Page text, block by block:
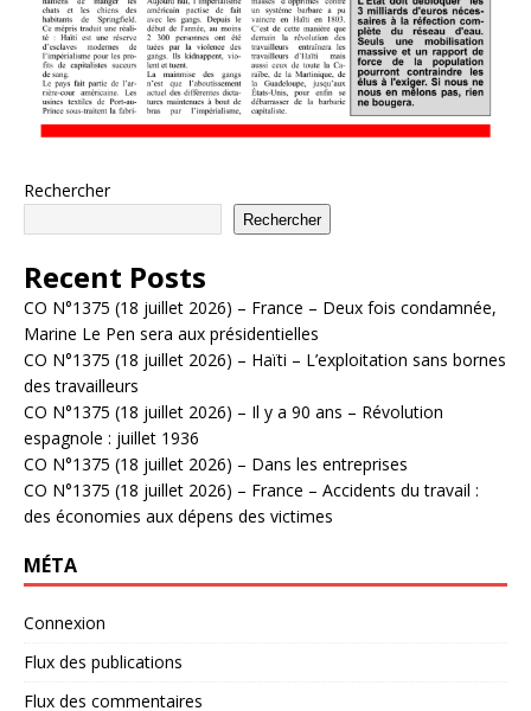
Rechercher
Rechercher
Recent Posts
CO N°1375 (18 juillet 2026) – France – Deux fois condamnée,
Marine Le Pen sera aux présidentielles
CO N°1375 (18 juillet 2026) – Haïti – L’exploitation sans bornes
des travailleurs
CO N°1375 (18 juillet 2026) – Il y a 90 ans – Révolution
espagnole : juillet 1936
CO N°1375 (18 juillet 2026) – Dans les entreprises
CO N°1375 (18 juillet 2026) – France – Accidents du travail :
des économies aux dépens des victimes
MÉTA
Connexion
Flux des publications
Flux des commentaires